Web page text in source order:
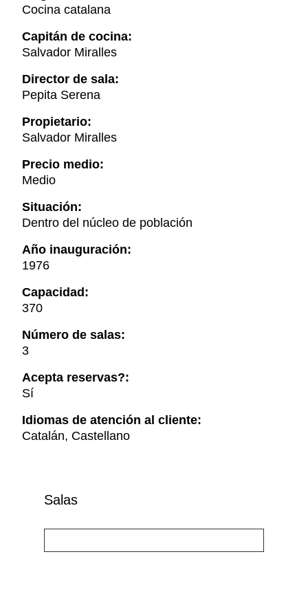
Cocina catalana
Capitán de cocina:
Salvador Miralles
Director de sala:
Pepita Serena
Propietario:
Salvador Miralles
Precio medio:
Medio
Situación:
Dentro del núcleo de población
Año inauguración:
1976
Capacidad:
370
Número de salas:
3
Acepta reservas?:
Sí
Idiomas de atención al cliente:
Catalán, Castellano
Salas